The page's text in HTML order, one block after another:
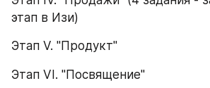
этап в Изи)
Этап V. "Продукт"
Этап VI. "Посвящение"